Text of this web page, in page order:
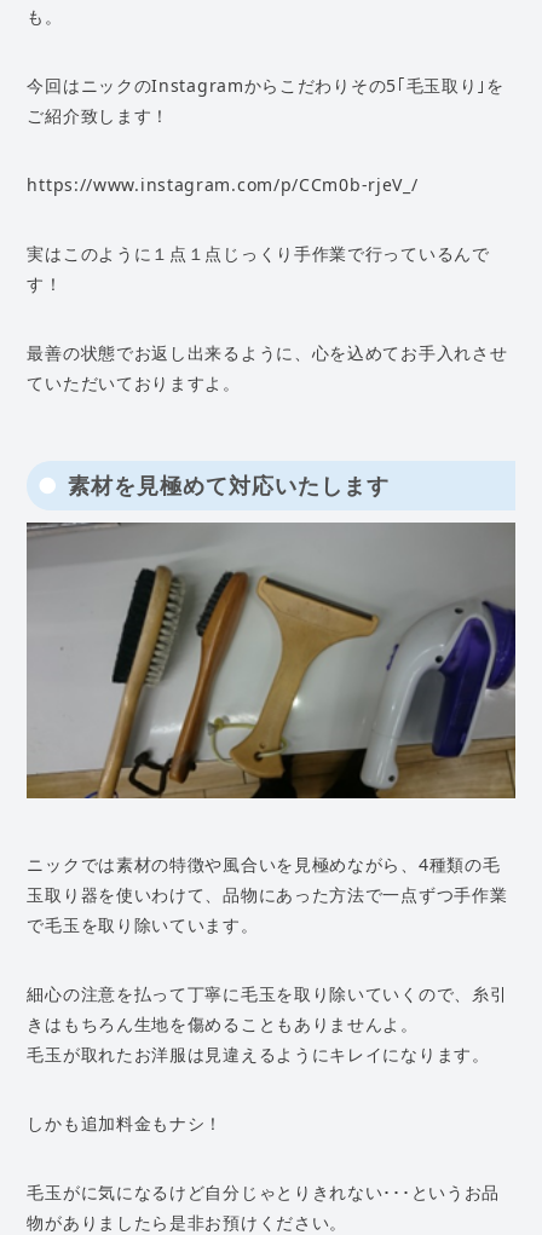
も。
今回はニックのInstagramからこだわりその5｢毛玉取り｣を
ご紹介致します！
https://www.instagram.com/p/CCm0b-rjeV_/
実はこのように１点１点じっくり手作業で行っているんで
す！
最善の状態でお返し出来るように、心を込めてお手入れさせ
ていただいておりますよ。
素材を見極めて対応いたします
ニックでは素材の特徴や風合いを見極めながら、4種類の毛
玉取り器を使いわけて、品物にあった方法で一点ずつ手作業
で毛玉を取り除いています。
細心の注意を払って丁寧に毛玉を取り除いていくので、糸引
きはもちろん生地を傷めることもありませんよ。
毛玉が取れたお洋服は見違えるようにキレイになります。
しかも追加料金もナシ！
毛玉がに気になるけど自分じゃとりきれない･･･というお品
物がありましたら是非お預けください。